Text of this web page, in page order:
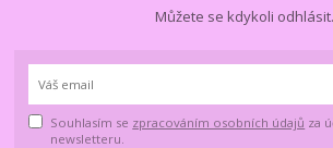
Můžete se kdykoli odhlásit.
Souhlasím se zpracováním osobních údajů za
newsletteru.